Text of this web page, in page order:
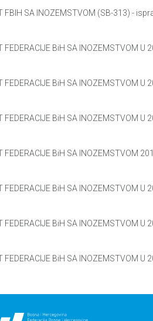
FBIH SA INOZEMSTVOM (SB-313) -
FEDERACIJE BiH SA INOZEMSTVOM U
FEDERACIJE BiH SA INOZEMSTVOM U
FEDERACIJE BiH SA INOZEMSTVOM U
FEDERACIJE BiH SA INOZEMSTVOM
FEDERACIJE BiH SA INOZEMSTVOM U
FEDERACIJE BiH SA INOZEMSTVOM U
FEDERACIJE BiH SA INOZEMSTVOM U